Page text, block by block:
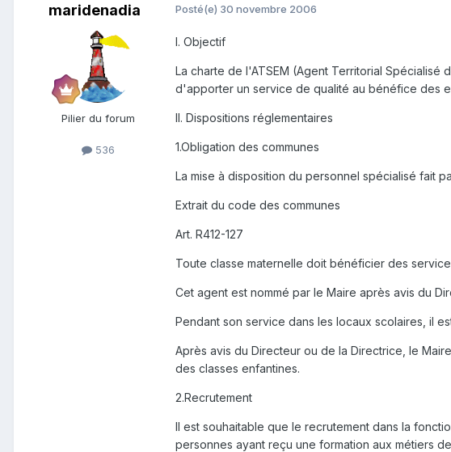
maridenadia
Pilier du forum
536
Posté(e) 30 novembre 2006
I. Objectif
La charte de l'ATSEM (Agent Territorial
d'apporter un service de qualité au bénéfice des
II. Dispositions réglementaires
1.Obligation des communes
La mise à disposition du personnel spécialisé fait
Extrait du code des communes
Art. R412-127
Toute classe maternelle doit bénéficier des
Cet agent est nommé par le Maire après avis du
Pendant son service dans les locaux scolaires, il
Après avis du Directeur ou de la Directrice, le
des classes enfantines.
2.Recrutement
Il est souhaitable que le recrutement dans la
personnes ayant reçu une formation aux métiers